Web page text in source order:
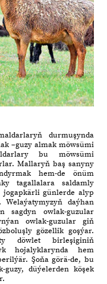
durmuşynda
–guzy almak möwsümi
bu möwsümi
Mallaryň baş sanyny
hem-de önüm
tagallalara saldamly
jogapkärli günlerde alyp
daýhan
sagdyn owlak-guzular
owlak-guzular giň
gözellik goşýar.
döwlet birleşiginiň
hojalyklarynda hem
Şoňa görä-de, bu
guzy, düýelerden köşek